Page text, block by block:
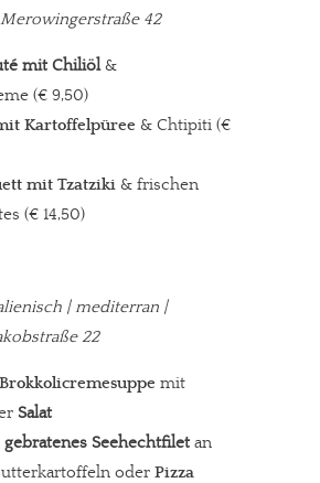
42
mit Chiliöl&
(€ 9,50)
Kartoffelpüree & Chtipiti (€
mit Tzatziki & frischen
(€ 14,50)
| mediterran |
22
Brokkolicremesuppe mit
Salat
gebratenes Seehechtfilet an
oder Pizza